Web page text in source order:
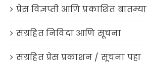
प्रेस विज्ञप्ती आणि प्रकाशित बातम्या
संग्रहित निविदा आणि सूचना
संग्रहित प्रेस प्रकाशन / सूचना पहा